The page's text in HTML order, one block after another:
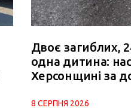
Двоє загиблих,
одна дитина:
Херсонщині за
8 СЕРПНЯ 2026